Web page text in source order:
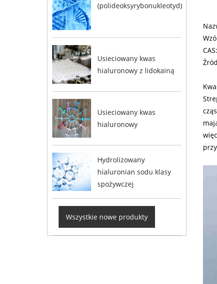
(polideoksyrybonukleotyd)
Usieciowany kwas
hialuronowy z lidokainą
Usieciowany kwas
hialuronowy
Hydrolizowany
hialuronian sodu klasy
spożywczej
Wszystkie nowe produkty